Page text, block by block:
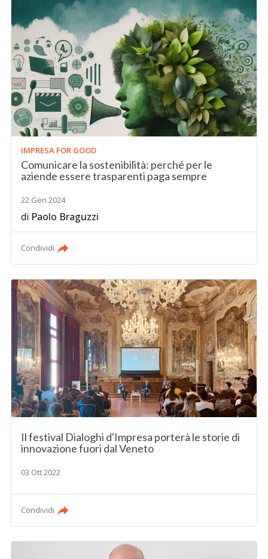
IMPRESA FOR GOOD
Comunicare la sostenibilità: perché per le
aziende essere trasparenti paga sempre
22 Gen 2024
di Paolo Braguzzi
Condividi
Il festival Dialoghi d'Impresa porterà le storie di
innovazione fuori dal Veneto
03 Ott 2022
Condividi